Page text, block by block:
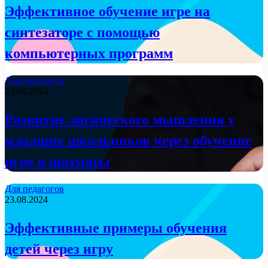
Эффективное обучение игре на
синтезаторе с помощью
компьютерных программ
Для педагогов
23.08.2024
Развитие логического мышления у
младших школьников через обучение
игре в шахматы
Для педагогов
23.08.2024
Эффективные примеры обучения
детей через игру